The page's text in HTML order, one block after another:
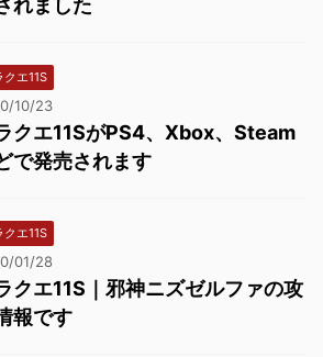
クエ11S
10/23
クエ11SがPS4、Xbox、Steam
で発売されます
クエ11S
01/28
クエ11S｜邪神ニズゼルファの攻
報です